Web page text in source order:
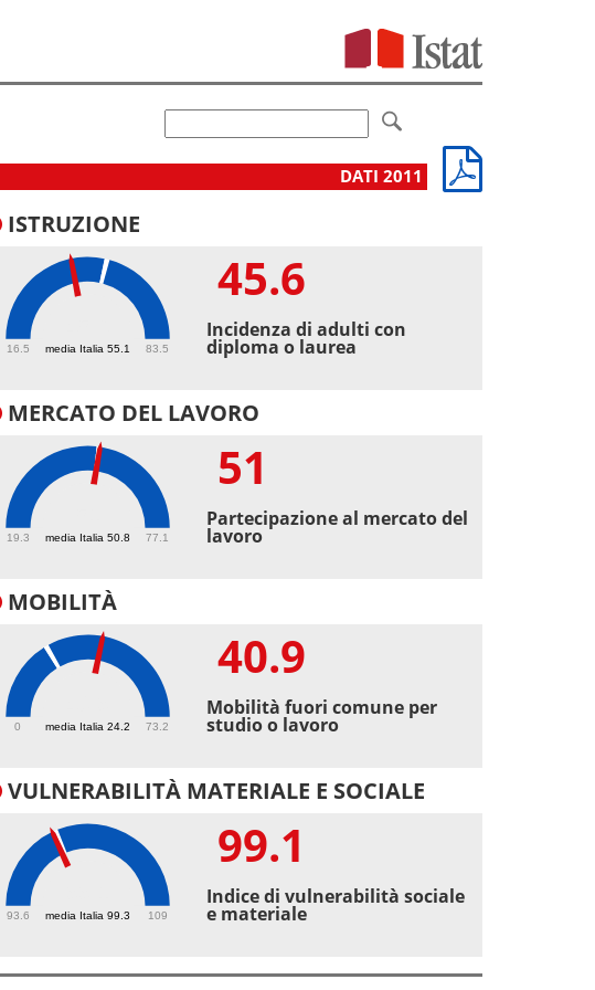
DATI 2011
ISTRUZIONE
media Italia 55.1
16.5 83.5
45.6
Incidenza di adulti con
diploma o laurea
MERCATO DEL LAVORO
media Italia 50.8
19.3 77.1
51
Partecipazione al mercato del
lavoro
MOBILITÀ
media Italia 24.2
0 73.2
40.9
Mobilità fuori comune per
studio o lavoro
VULNERABILITÀ MATERIALE E SOCIALE
media Italia 99.3
93.6 109
99.1
Indice di vulnerabilità sociale
e materiale